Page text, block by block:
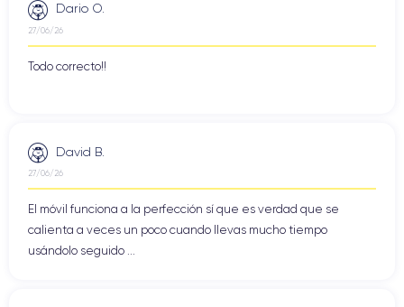
Dario O.
27/06/26
Todo correcto!!
David B.
27/06/26
El móvil funciona a la perfección sí que es verdad que se
calienta a veces un poco cuando llevas mucho tiempo
usándolo seguido ...